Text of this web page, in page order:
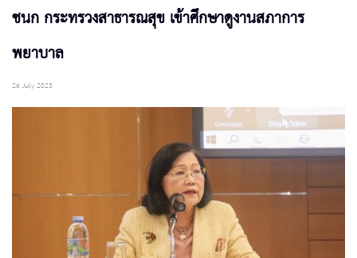
ชนก กระทรวงสาธารณสุข เข้าศึกษาดูงานสภาการ
พยาบาล
26 July 2023